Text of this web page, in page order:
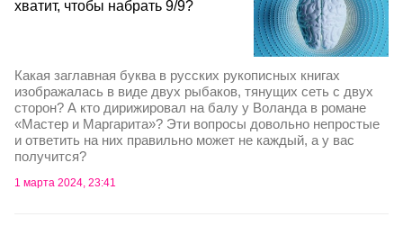
хватит, чтобы набрать 9/9?
Какая заглавная буква в русских рукописных книгах
изображалась в виде двух рыбаков, тянущих сеть с двух
сторон? А кто дирижировал на балу у Воланда в романе
«Мастер и Маргарита»? Эти вопросы довольно непростые
и ответить на них правильно может не каждый, а у вас
получится?
1 марта 2024, 23:41